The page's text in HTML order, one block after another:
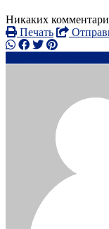
Никаких
Печать